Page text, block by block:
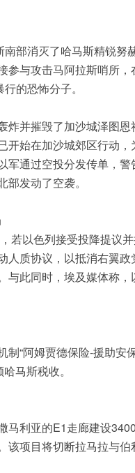
部消灭了哈马斯精锐努
参与攻击马阿拉斯哨所
的恐怖分子。
炸并摧毁了加沙城泽图
开始在加沙城郊区行动
军通过空投分发传单，
发动了空袭。
若以色列接受投降提议
人质协议，以抵消右翼
与此同时，埃及媒体称
制“阿姆贾德保险-援助
马斯税收。
马利亚的E1走廊建设
该项目将切断拉马拉与